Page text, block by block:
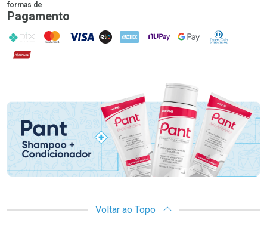
formas de
Pagamento
PIX MasterCard
VISA ELO AMEX NuPay Google PayDiners Club
Hipercard
Voltar ao Topo